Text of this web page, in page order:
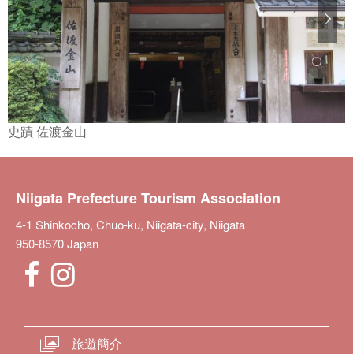
史蹟 佐渡金山
Niigata Prefecture Tourism Association
4-1 Shinkocho, Chuo-ku, Niigata-city, Niigata
950-8570 Japan
旅遊簡介